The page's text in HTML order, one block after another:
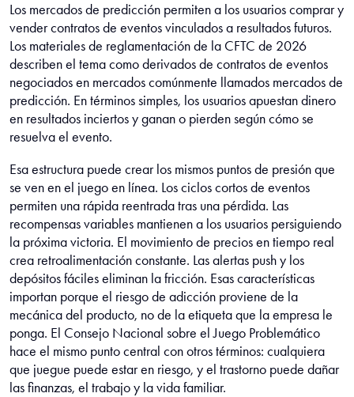
Los mercados de predicción permiten a los usuarios comprar y
vender contratos de eventos vinculados a resultados futuros.
Los materiales de reglamentación de la CFTC de 2026
describen el tema como derivados de contratos de eventos
negociados en mercados comúnmente llamados mercados de
predicción. En términos simples, los usuarios apuestan dinero
en resultados inciertos y ganan o pierden según cómo se
resuelva el evento.
Esa estructura puede crear los mismos puntos de presión que
se ven en el juego en línea. Los ciclos cortos de eventos
permiten una rápida reentrada tras una pérdida. Las
recompensas variables mantienen a los usuarios persiguiendo
la próxima victoria. El movimiento de precios en tiempo real
crea retroalimentación constante. Las alertas push y los
depósitos fáciles eliminan la fricción. Esas características
importan porque el riesgo de adicción proviene de la
mecánica del producto, no de la etiqueta que la empresa le
ponga. El Consejo Nacional sobre el Juego Problemático
hace el mismo punto central con otros términos: cualquiera
que juegue puede estar en riesgo, y el trastorno puede dañar
las finanzas, el trabajo y la vida familiar.